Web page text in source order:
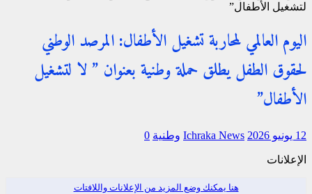
لتشغيل الأطفال”
اليوم العالمي لمحاربة تشغيل الأطفال: المرصد الوطني
لحقوق الطفل يطلق حملة وطنية بعنوان ” لا لتشغيل
الأطفال”
12 يونيو 2026 Ichraka News وطنية 0
الإعلانات
هنا يمكنك وضع المزيد من الإعلانات واللافتات